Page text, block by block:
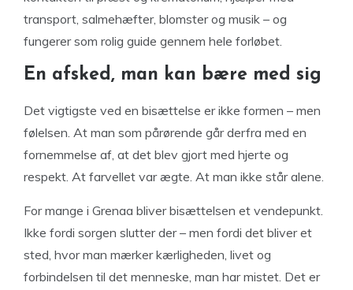
transport, salmehæfter, blomster og musik – og
fungerer som rolig guide gennem hele forløbet.
En afsked, man kan bære med sig
Det vigtigste ved en bisættelse er ikke formen – men
følelsen. At man som pårørende går derfra med en
fornemmelse af, at det blev gjort med hjerte og
respekt. At farvellet var ægte. At man ikke står alene.
For mange i Grenaa bliver bisættelsen et vendepunkt.
Ikke fordi sorgen slutter der – men fordi det bliver et
sted, hvor man mærker kærligheden, livet og
forbindelsen til det menneske, man har mistet. Det er